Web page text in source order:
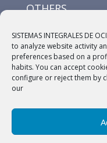
SISTEMAS INTEGRALES DE
to analyze website activity
preferences based on a
habits. You can accept
configure or reject them by
our
OTHERS
–Links
–Sponsors